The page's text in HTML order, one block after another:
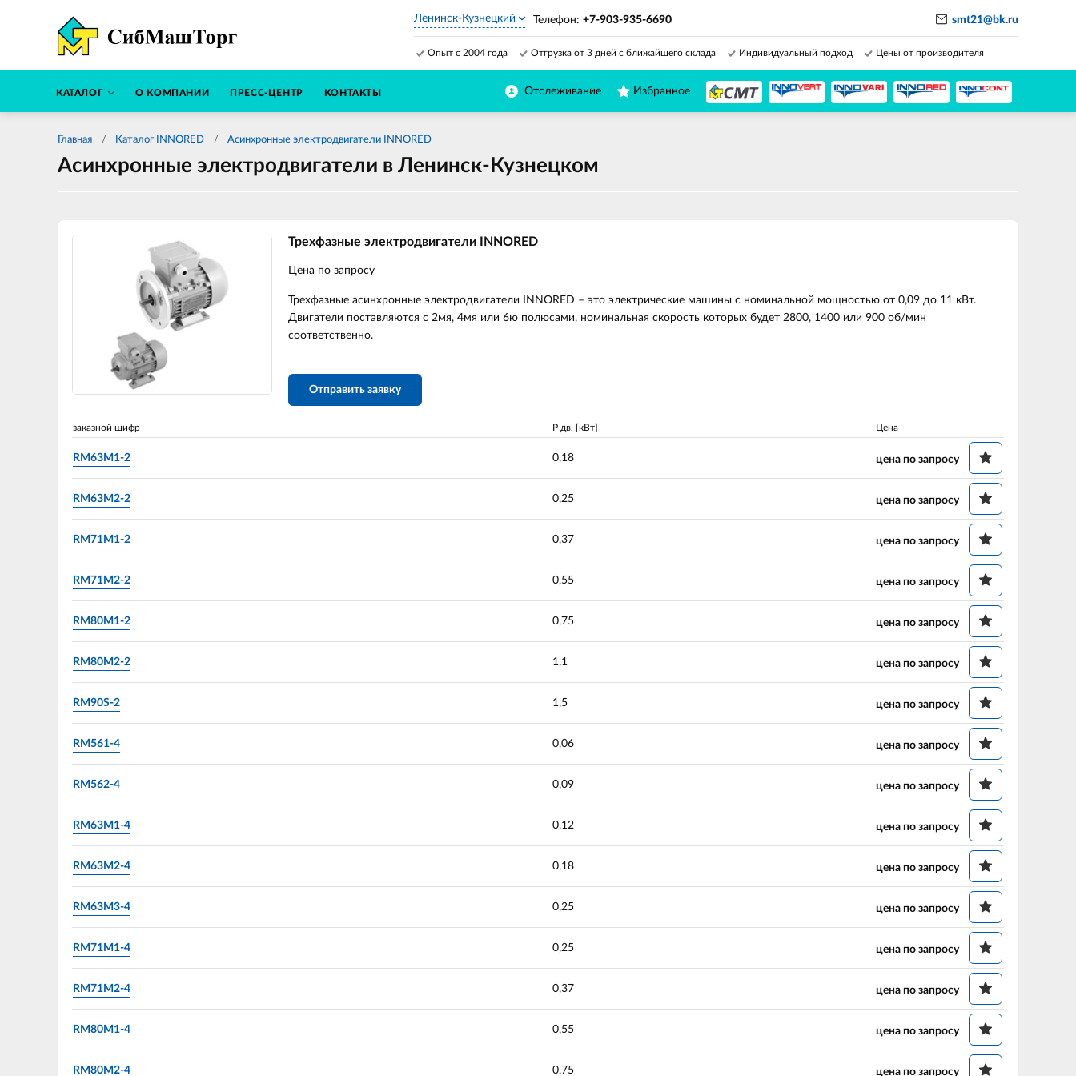
Ленинск-Кузнецкий Телефон: +7-903-935-6690
Отслеживание Избранное
Опыт с 2004 года Отгрузка от 3 дней с ближайшего склада Индивидуальный подход Цены от производителя
КАТАЛОГ О КОМПАНИИ ПРЕСС-ЦЕНТР КОНТАКТЫ
smt21@bk.ru
Главная Каталог INNORED Асинхронные электродвигатели INNORED
Асинхронные электродвигатели в Ленинск-Кузнецком
Трехфазные электродвигатели INNORED
Цена по запросу
Трехфазные асинхронные электродвигатели INNORED – это электрические машины с номинальной мощностью от 0,09 до 11 кВт.
Двигатели поставляются с 2мя, 4мя или 6ю полюсами, номинальная скорость которых будет 2800, 1400 или 900 об/мин
соответственно.
Отправить заявку
заказной шифр P дв. [кВт] Цена
RM63M1-2 0,18 цена по запросу
RM63M2-2 0,25 цена по запросу
RM71M1-2 0,37 цена по запросу
RM71M2-2 0,55 цена по запросу
RM80M1-2 0,75 цена по запросу
RM80M2-2 1,1 цена по запросу
RM90S-2 1,5 цена по запросу
RM561-4 0,06 цена по запросу
RM562-4 0,09 цена по запросу
RM63M1-4 0,12 цена по запросу
RM63M2-4 0,18 цена по запросу
RM63M3-4 0,25 цена по запросу
RM71M1-4 0,25 цена по запросу
RM71M2-4 0,37 цена по запросу
RM80M1-4 0,55 цена по запросу
RM80M2-4 0,75 цена по запросу